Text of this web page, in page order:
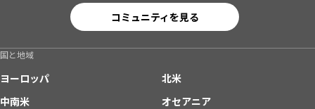
コミュニティを見る
国と地域
ヨーロッパ
北米
中南米
オセアニア